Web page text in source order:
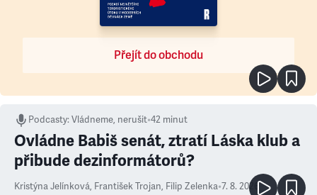
Přejít do obchodu
Podcasty:Vládneme, nerušit•42 minut
Ovládne Babiš senát, ztratí Láska klub a
přibude dezinformátorů?
Kristýna Jelínková, František Trojan, Filip Zelenka•7. 8. 2026